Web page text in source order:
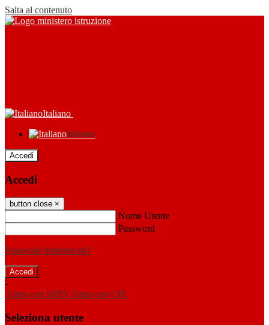
Salta al contenuto
Italiano
Italiano
Accedi
Accedi
button close ×
Nome Utente
Password
Password dimenticata?
-
Entra con SPID Entra con CIE
Seleziona utente